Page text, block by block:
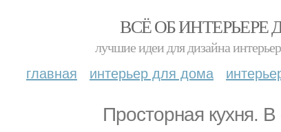
ВСЁ ОБ
лучшие идеи для дизайна
главная интерьер для дома
Просторная кухня.